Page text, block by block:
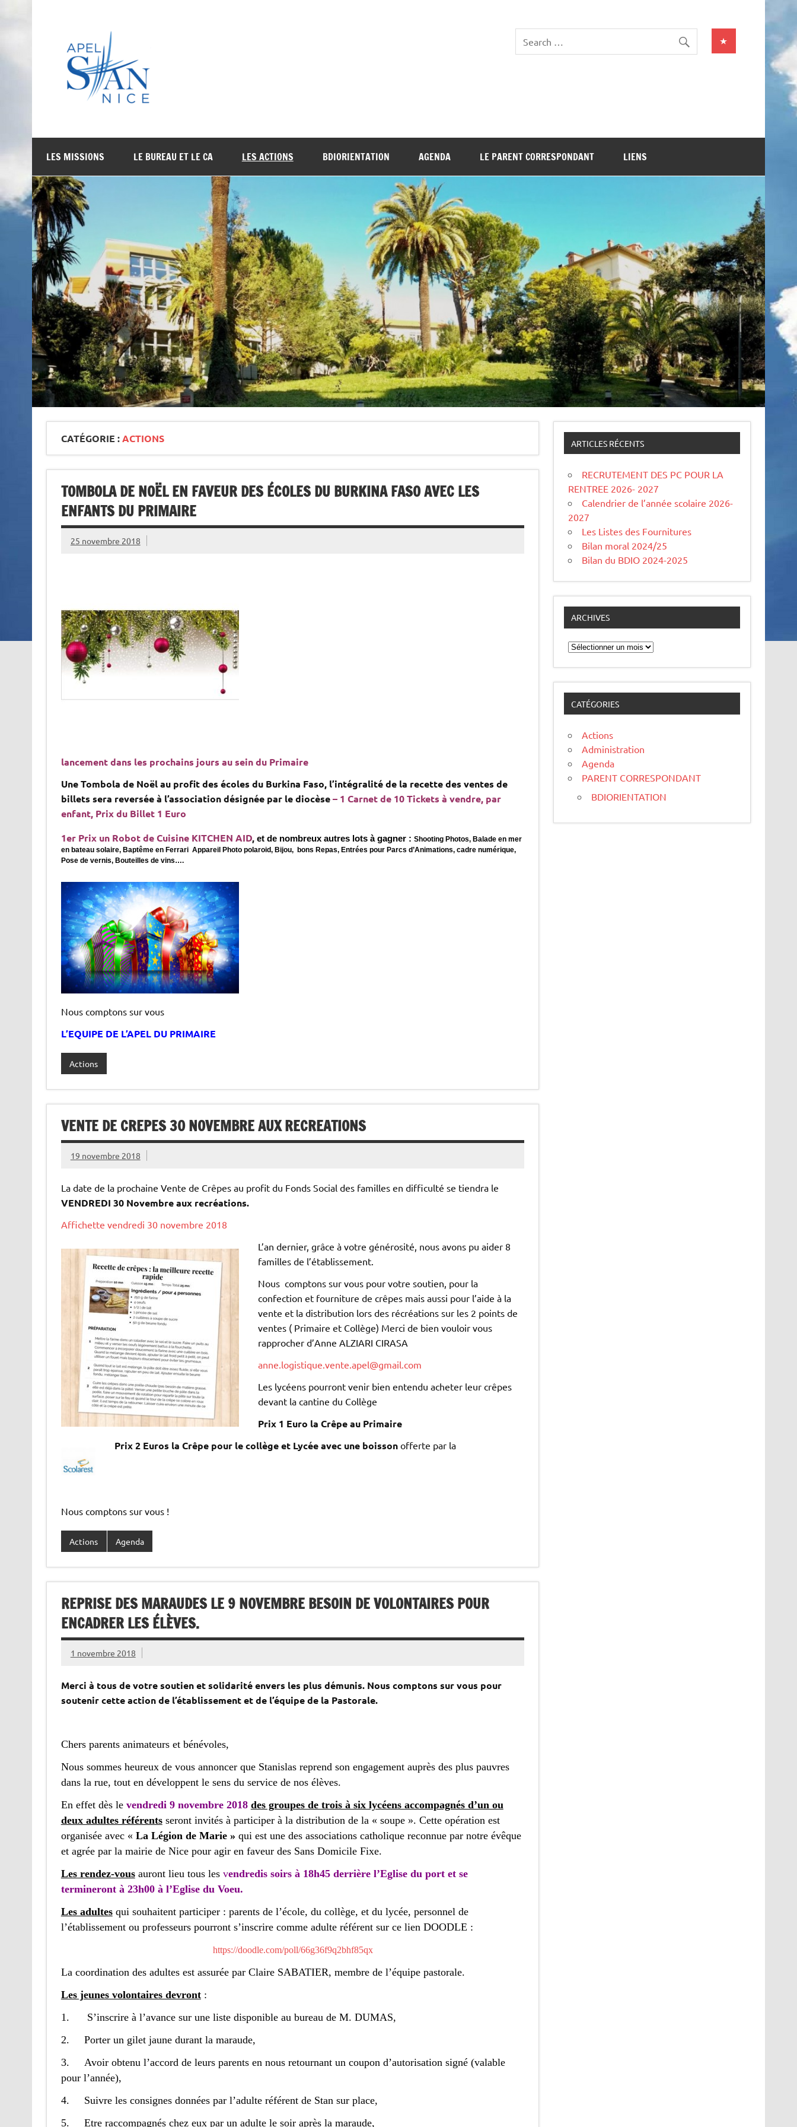
LES MISSIONS LE BUREAU ET LE CA LES ACTIONS BDIORIENTATION AGENDA LE PARENT CORRESPONDANT LIENS
CATÉGORIE :ACTIONS
TOMBOLA DE NOËL EN FAVEUR DES ÉCOLES DU BURKINA FASO AVEC LES
ENFANTS DU PRIMAIRE
25 novembre 2018
lancement dans les prochains jours au sein du Primaire
Une Tombola de Noël au profit des écoles du Burkina Faso, l’intégralité de la recette des ventes de
billets sera reversée à l’association désignée par le diocèse– 1 Carnet de 10 Tickets à vendre, par
enfant, Prix du Billet 1 Euro
1er Prix un Robot de Cuisine KITCHEN AID, et de nombreux autres lots à gagner : Shooting Photos, Balade en mer
en bateau solaire, Baptême en Ferrari Appareil Photo polaroid, Bijou, bons Repas, Entrées pour Parcs d’Animations, cadre numérique,
Pose de vernis, Bouteilles de vins….
Nous comptons sur vous
L’EQUIPE DE L’APEL DU PRIMAIRE
Actions
VENTE DE CREPES 30 NOVEMBRE AUX RECREATIONS
19 novembre 2018
La date de la prochaine Vente de Crêpes au profit du Fonds Social des familles en difficulté se tiendra le
VENDREDI 30 Novembre aux recréations.
Affichette vendredi 30 novembre 2018
L’an dernier, grâce à votre générosité, nous avons pu aider 8
familles de l’établissement.
Nous comptons sur vous pour votre soutien, pour la
confection et fourniture de crêpes mais aussi pour l’aide à la
vente et la distribution lors des récréations sur les 2 points de
ventes ( Primaire et Collège) Merci de bien vouloir vous
rapprocher d’Anne ALZIARI CIRASA
anne.logistique.vente.apel@gmail.com
Les lycéens pourront venir bien entendu acheter leur crêpes
devant la cantine du Collège
Prix 1 Euro la Crêpe au Primaire
Prix 2 Euros la Crêpe pour le collège et Lycée avec une boissonofferte par la
Nous comptons sur vous !
Actions Agenda
REPRISE DES MARAUDES LE 9 NOVEMBRE BESOIN DE VOLONTAIRES POUR
ENCADRER LES ÉLÈVES.
1 novembre 2018
Merci à tous de votre soutien et solidarité envers les plus démunis. Nous comptons sur vous pour
soutenir cette action de l’établissement et de l’équipe de la Pastorale.
Chers parents animateurs et bénévoles,
Nous sommes heureux de vous annoncer que Stanislas reprend son engagement auprès des plus pauvres
dans la rue, tout en développent le sens du service de nos élèves.
En effet dès le vendredi 9 novembre 2018 des groupes de trois à six lycéens accompagnés d’un ou
deux adultes référentsseront invités à participer à la distribution de la « soupe ». Cette opération est
organisée avec « La Légion de Marie » qui est une des associations catholique reconnue par notre évêque
et agrée par la mairie de Nice pour agir en faveur des Sans Domicile Fixe.
Les rendez-vousauront lieu tous les vendredis soirs à 18h45 derrière l’Eglise du port et se
termineront à 23h00 à l’Eglise du Voeu.
Les adultesqui souhaitent participer : parents de l’école, du collège, et du lycée, personnel de
l’établissement ou professeurs pourront s’inscrire comme adulte référent sur ce lien DOODLE :
https://doodle.com/poll/66g36f9q2bhf85qx
La coordination des adultes est assurée par Claire SABATIER, membre de l’équipe pastorale.
Les jeunes volontaires devront:
1.
S’inscrire à l’avance sur une liste disponible au bureau de M. DUMAS,
2.
Porter un gilet jaune durant la maraude,
3.
Avoir obtenu l’accord de leurs parents en nous retournant un coupon d’autorisation signé (valable
pour l’année),
4.
Suivre les consignes données par l’adulte référent de Stan sur place,
5.
Etre raccompagnés chez eux par un adulte le soir après la maraude,
ARTICLES RÉCENTS
RECRUTEMENT DES PC POUR LA
RENTREE 2026- 2027
Calendrier de l’année scolaire 2026-
2027
Les Listes des Fournitures
Bilan moral 2024/25
Bilan du BDIO 2024-2025
ARCHIVES
Archives
CATÉGORIES
Actions
Administration
Agenda
PARENT CORRESPONDANT
BDIORIENTATION